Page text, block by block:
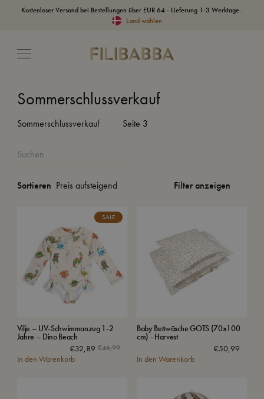
Kostenloser Versand bei Bestellungen über EUR 64 - Lieferung 1-3 Werktage..
Land wählen
Sommerschlussverkauf
Sommerschlussverkauf Seite 3
Sortieren Filter anzeigen
SALE
Vilje – UV-Schwimmanzug 1-2
Jahre – Dino Beach
€46,99
€32,89
In den Warenkorb
Baby Bettwäsche GOTS (70x100
cm) - Harvest
€50,99
In den Warenkorb